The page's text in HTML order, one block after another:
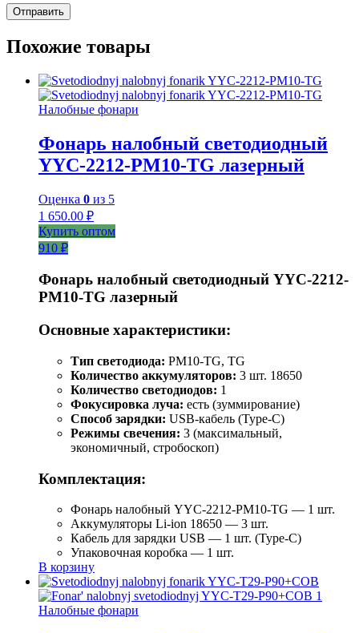
Похожие товары
Налобные фонари
Фонарь налобный светодиодный
YYC-2212-PM10-TG лазерный
Оценка 0 из 5
1 650.00 ₽
Купить оптом
910 ₽
Фонарь налобный светодиодный YYC-2212-
PM10-TG лазерный
Основные характеристики:
Тип светодиода: PM10-TG, TG
Количество аккумуляторов: 3 шт. 18650
Количество светодиодов: 1
Фокусировка луча: есть (зуммирование)
Способ зарядки: USB-кабель (Type-C)
Режимы свечения: 3 (максимальный,
экономичный, стробоскоп)
Комплектация:
Фонарь налобный YYC-2212-PM10-TG — 1 шт.
Аккумуляторы Li-ion 18650 — 3 шт.
Кабель для зарядки USB — 1 шт. (Type-C)
Упаковочная коробка — 1 шт.
В корзину
Налобные фонари